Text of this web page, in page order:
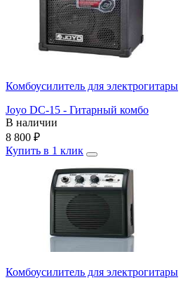
Комбоусилитель для электрогитары
Joyo DC-15 - Гитарный комбо
В наличии
8 800 ₽
Купить в 1 клик
Комбоусилитель для электрогитары